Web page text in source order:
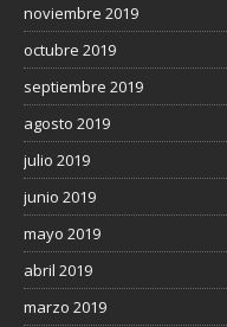
noviembre 2019
octubre 2019
septiembre 2019
agosto 2019
julio 2019
junio 2019
mayo 2019
abril 2019
marzo 2019